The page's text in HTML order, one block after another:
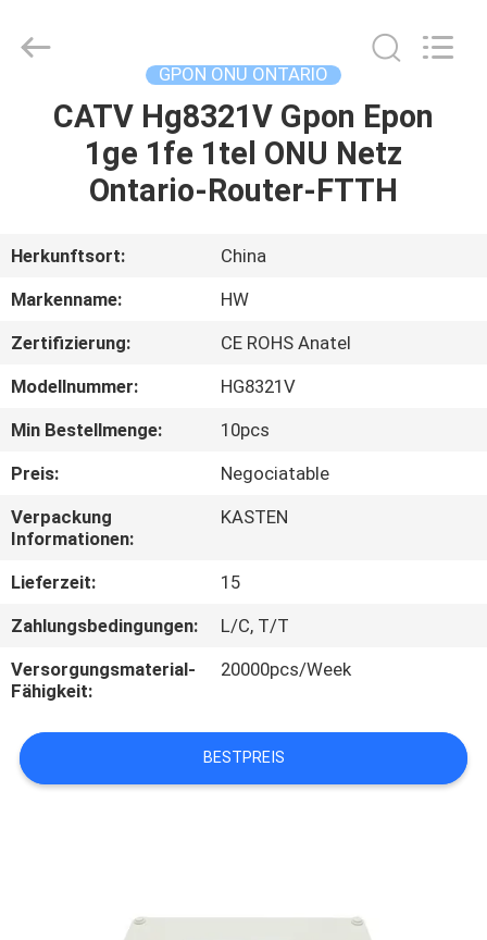
HAUS
PRODUKTE
ÜBER
UNS
FABRIK-
AUSFLUG
QUALITÄTSKONTROLLE
TRETEN
SIE
MIT
IN
VERBINDUNG
FORDERN
LIMITED.
GPON ONU ONTARIO
CATV Hg8321V Gpon Epon
1ge 1fe 1tel ONU Netz
Ontario-Router-FTTH
Herkunftsort:
China
Markenname:
HW
Zertifizierung:
CE ROHS Anatel
Modellnummer:
HG8321V
Min Bestellmenge:
10pcs
Preis:
Negociatable
Verpackung
Informationen:
KASTEN
Lieferzeit:
15
Zahlungsbedingungen:
L/C, T/T
Versorgungsmaterial-
Fähigkeit:
20000pcs/Week
BESTPREIS